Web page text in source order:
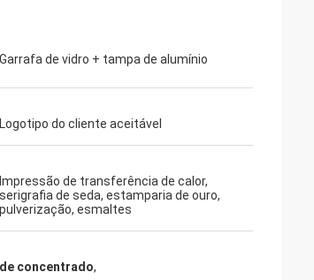
Garrafa de vidro + tampa de alumínio
Logotipo do cliente aceitável
Impressão de transferência de calor,
serigrafia de seda, estamparia de ouro,
pulverização, esmaltes
concentrado,